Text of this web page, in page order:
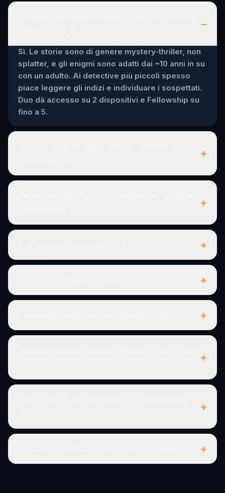
–
Sì. Le storie sono di genere mystery-thriller, non
splatter, e gli enigmi sono adatti dai ~10 anni in su
con un adulto. Ai detective più piccoli spesso
piace leggere gli indizi e individuare i sospettati.
Duo dà accesso su 2 dispositivi e Fellowship su
fino a 5.
+
+
+
+
+
+
+
+